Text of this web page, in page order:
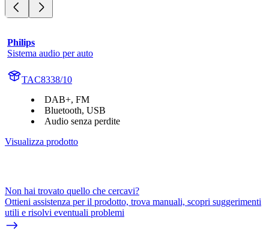
Philips
Sistema audio per auto
TAC8338/10
DAB+, FM
Bluetooth, USB
Audio senza perdite
Visualizza prodotto
Non hai trovato quello che cercavi?
Ottieni assistenza per il prodotto, trova manuali, scopri suggerimenti
utili e risolvi eventuali problemi